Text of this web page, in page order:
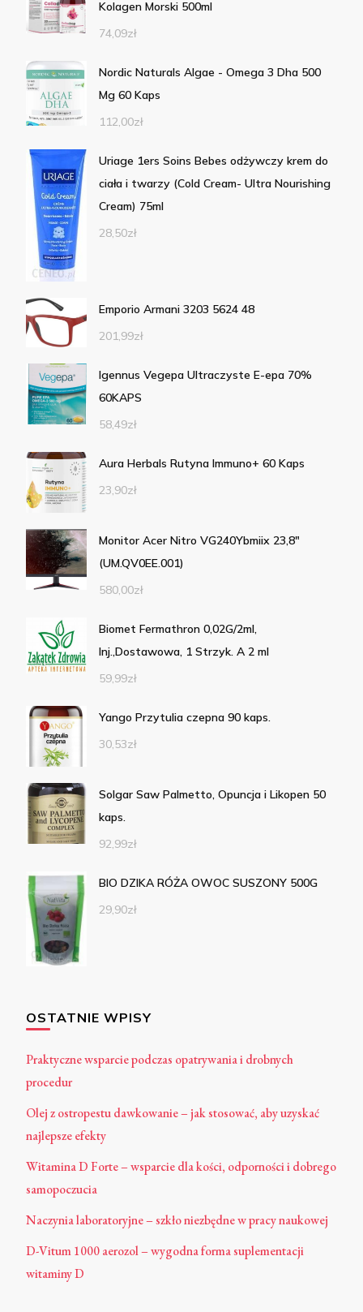
Kolagen Morski 500ml
74,09zł
Nordic Naturals Algae - Omega 3 Dha 500
Mg 60 Kaps
112,00zł
Uriage 1ers Soins Bebes odżywczy krem do
ciała i twarzy (Cold Cream- Ultra Nourishing
Cream) 75ml
28,50zł
Emporio Armani 3203 5624 48
201,99zł
Igennus Vegepa Ultraczyste E-epa 70%
60KAPS
58,49zł
Aura Herbals Rutyna Immuno+ 60 Kaps
23,90zł
Monitor Acer Nitro VG240Ybmiix 23,8"
(UM.QV0EE.001)
580,00zł
Biomet Fermathron 0,02G/2ml,
Inj.,Dostawowa, 1 Strzyk. A 2 ml
59,99zł
Yango Przytulia czepna 90 kaps.
30,53zł
Solgar Saw Palmetto, Opuncja i Likopen 50
kaps.
92,99zł
BIO DZIKA RÓŻA OWOC SUSZONY 500G
29,90zł
OSTATNIE WPISY
Praktyczne wsparcie podczas opatrywania i drobnych
procedur
Olej z ostropestu dawkowanie – jak stosować, aby uzyskać
najlepsze efekty
Witamina D Forte – wsparcie dla kości, odporności i dobrego
samopoczucia
Naczynia laboratoryjne – szkło niezbędne w pracy naukowej
D-Vitum 1000 aerozol – wygodna forma suplementacji
witaminy D